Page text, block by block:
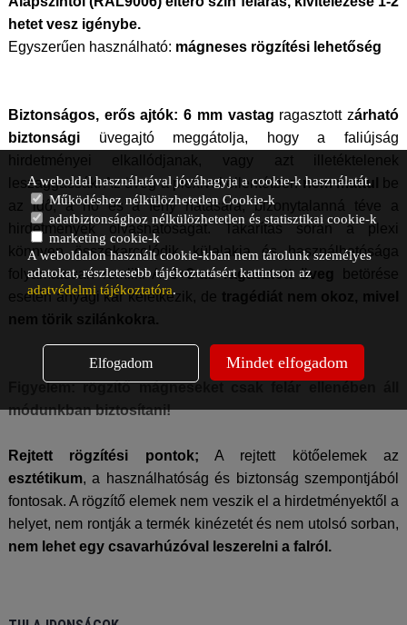
hetet vesz igénybe.
Egyszerűen használható: mágneses rögzítési lehetőség
Biztonságos, erős ajtók: 6 mm vastag ragasztott zárható
biztonságiüvegajtó meggátolja, hogy a faliújság
hirdetményei elkallódjanak, vagy azt illetéktelenek
leszaggassák. Az üveg a plexivel ellentétbennem mattul
be
az idő, a hő és a fény hatására, bizonytalanná téve a
hirdetmények olvashatóságát. Takarítás során a plexi
könnyen összekarcolódik, külalakja és használhatósága
folyamatosan romlik. A3+3-as ragasztott üveg
betörése
esetén anyagi kár keletkezik, de tragédiát nem okoz, mivel
nem törik szilánkokra.
Figyelem: rögzítő mágneseket csak felár ellenében áll
módunkban biztosítani!
Rejtett rögzítési pontok; A rejtett kötőelemek az
esztétikum, a használhatóság és biztonság szempontjából
fontosak. A rögzítő elemek nem veszik el a hirdetményektől a
helyet, nem rontják a termék kinézetét és nem utolsó sorban,
nem lehet egy csavarhúzóval leszerelni a falról.
A weboldal használatával jóváhagyja a cookie-k használatát.
Működéshez nélkülözhetetlen Cookie-k
adatbiztonsághoz nélkülözhetetlen és statisztikai cookie-k
marketing cookie-k
A weboldalon használt cookie-kban nem tárolunk személyes
adatokat, részletesebb tájékoztatásért kattintson az
adatvédelmi tájékoztatóra.
Elfogadom Mindet elfogadom